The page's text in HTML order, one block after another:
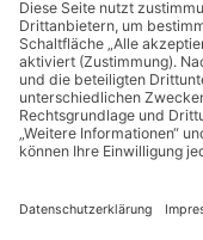
1- 2 Tage bei
in der Brötchentüte